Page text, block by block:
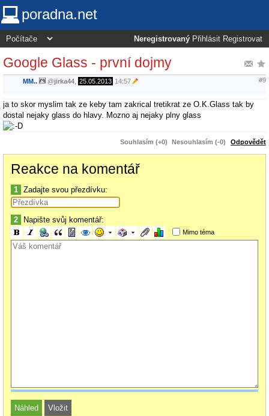
poradna.net
Neregistrovaný Přihlásit Registrovat
Google Glass - první dojmy
MM.. @jirka44 25.05.2013 14:57 #9
ja to skor myslim tak ze keby tam zakrical tretikrat ze O.K.Glass tak by
dostal nejaky glass do hlavy. Mozno aj nejaky plny glass
Souhlasím (+0) Nesouhlasím (-0) Odpovědět
Reakce na komentář
1 Zadajte svou přezdívku:
2 Napište svůj komentář:
Mimo téma